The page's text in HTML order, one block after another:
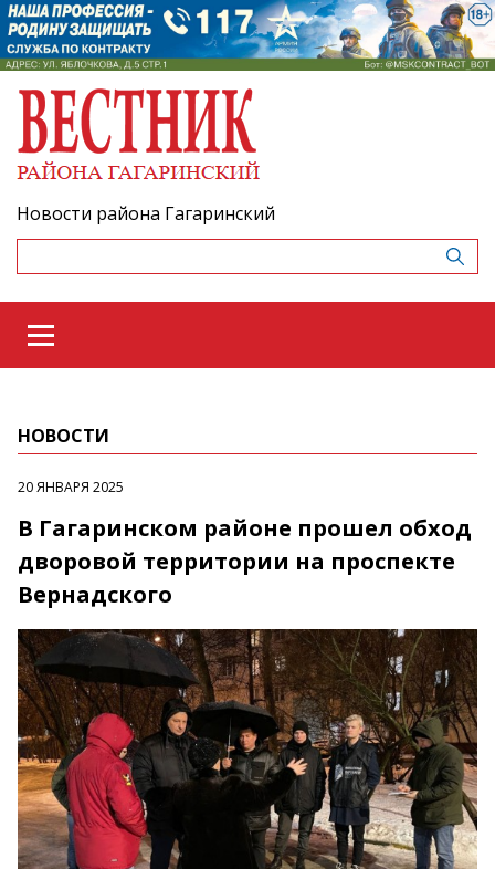
Новости района Гагаринский
НОВОСТИ
20 ЯНВАРЯ 2025
В Гагаринском районе прошел обход
дворовой территории на проспекте
Вернадского